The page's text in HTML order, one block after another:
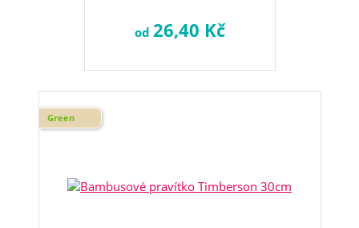
od 26,40 Kč
Green